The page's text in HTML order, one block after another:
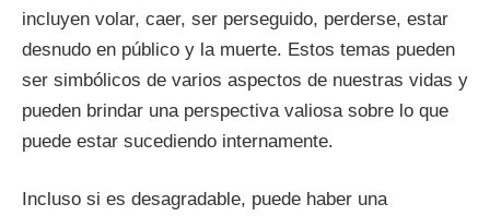
incluyen volar, caer, ser perseguido, perderse, estar
desnudo en público y la muerte. Estos temas pueden
ser simbólicos de varios aspectos de nuestras vidas y
pueden brindar una perspectiva valiosa sobre lo que
puede estar sucediendo internamente.
Incluso si es desagradable, puede haber una